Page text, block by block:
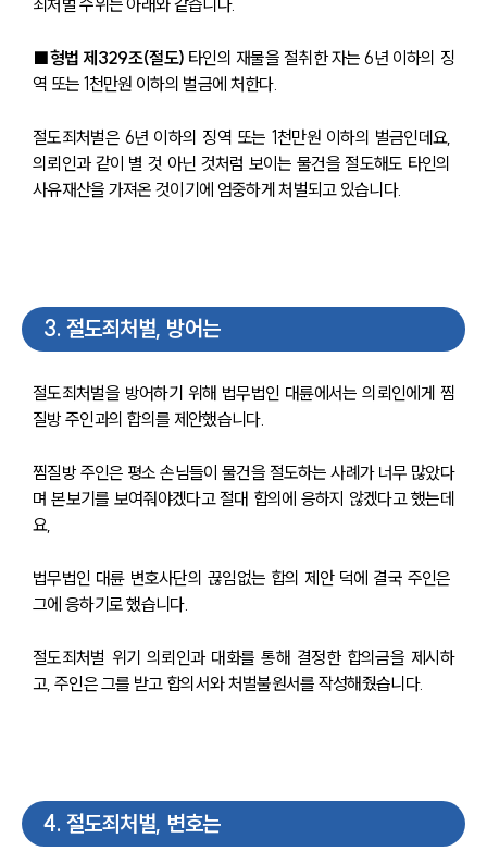
■형법 제329조(절도) 타인의 재물을 절취한 자는 6년 이하의 징
역 또는 1천만원 이하의 벌금에 처한다.
절도죄처벌은 6년 이하의 징역 또는 1천만원 이하의 벌금인데요,
의뢰인과 같이 별 것 아닌 것처럼 보이는 물건을 절도해도 타인의
사유재산을 가져온 것이기에 엄중하게 처벌되고 있습니다.
3. 절도죄처벌, 방어는
절도죄처벌을 방어하기 위해 법무법인 대륜에서는 의뢰인에게 찜
질방 주인과의 합의를 제안했습니다.
찜질방 주인은 평소 손님들이 물건을 절도하는 사례가 너무 많았다
며 본보기를 보여줘야겠다고 절대 합의에 응하지 않겠다고 했는데
요,
법무법인 대륜 변호사단의 끊임없는 합의 제안 덕에 결국 주인은
그에 응하기로 했습니다.
절도죄처벌 위기 의뢰인과 대화를 통해 결정한 합의금을 제시하
고, 주인은 그를 받고 합의서와 처벌불원서를 작성해줬습니다.
4. 절도죄처벌, 변호는